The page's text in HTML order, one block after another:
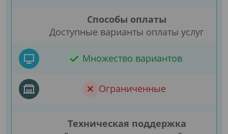
Способы оплаты
Доступные варианты оплаты услуг
Множество вариантов
Ограниченные
Техническая поддержка